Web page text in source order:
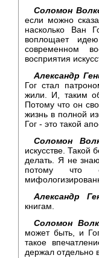
Соломон
если можно
насколько Ван
воплощает
современном
восприятия
Александр
Гог стал
жили. И, таким
Потому что он
жизнь в полной
Гог - это такой
Соломон
искусстве. Такой
делать. Я не
потому что
Александр
книгам.
Соломон
может быть, и
такое
держал отдельно